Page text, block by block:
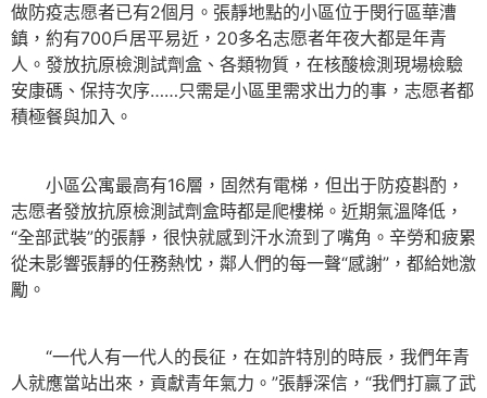
做防疫志愿者已有2個月。張靜地點的小區位于閔行區華漕
鎮，約有700戶居平易近，20多名志愿者年夜大都是年青
人。發放抗原檢測試劑盒、各類物質，在核酸檢測現場檢驗
安康碼、保持次序……只需是小區里需求出力的事，志愿者都
積極餐與加入。
小區公寓最高有16層，固然有電梯，但出于防疫斟酌，
志愿者發放抗原檢測試劑盒時都是爬樓梯。近期氣溫降低，
“全部武裝”的張靜，很快就感到汗水流到了嘴角。辛勞和疲累
從未影響張靜的任務熱忱，鄰人們的每一聲“感謝”，都給她激
勵。
“一代人有一代人的長征，在如許特別的時辰，我們年青
人就應當站出來，貢獻青年氣力。”張靜深信，“我們打贏了武